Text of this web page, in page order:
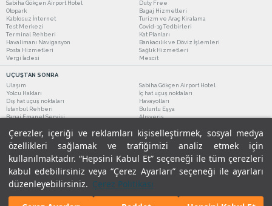
Çerezler, içeriği ve reklamları kişiselleştirmek, sosyal medya
özellikleri sağlamak ve trafiğimizi analiz etmek için
kullanılmaktadır. “Hepsini Kabul Et” seçeneği ile tüm çerezleri
kabul edebilirsiniz veya “Çerez Ayarları” seçeneği ile ayarları
düzenleyebilirsiniz. Çerez Politikası
Sabiha Gökçen Airport Hotel
Duty Free
Otopark
Bagaj Hizmetleri
Kablosuz İnternet
Turizm ve Araç Kiralama
Test Merkezi
Covid-19 Tedbirleri
Terminal Rehberi
Kat Planları
Havalimanı Navigasyon
Bankacılık ve Döviz İşlemleri
Posta Hizmetleri
Sağlık Hizmetleri
Vergi İadesi
Mescit
UÇUŞTAN SONRA
Ulaşım
Sabiha Gökçen Airport Hotel
Yolcu Hakları
İç hat uçuş noktaları
Dış hat uçuş noktaları
Havayolları
İstanbul Rehberi
Buluntu Eşya
Bagaj Emanet Servisi
Alışveriş